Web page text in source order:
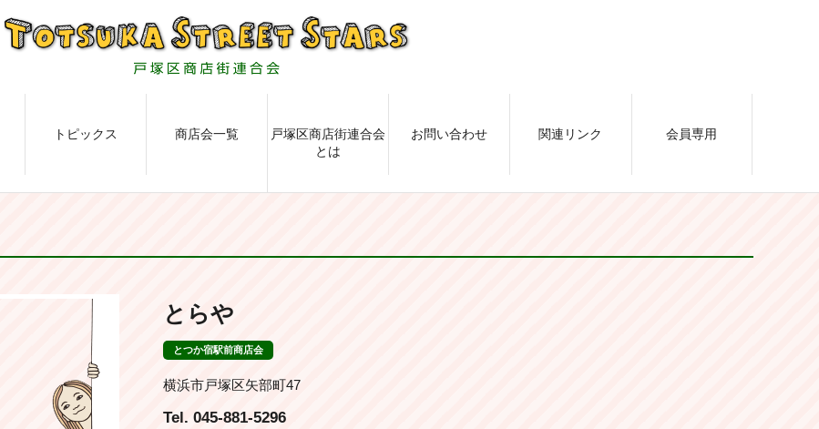
トピックス 商店会一覧
戸塚区商店街連合会
とは
お問い合わせ 関連リンク 会員専用
とらや
とつか宿駅前商店会
横浜市戸塚区矢部町47
Tel. 045-881-5296